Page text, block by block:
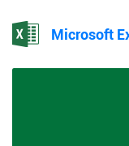
Microsoft